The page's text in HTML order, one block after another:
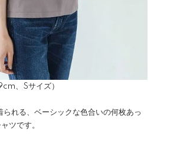
、Sサイズ）
られる、ベーシックな色合いの何枚あっ
ツです。